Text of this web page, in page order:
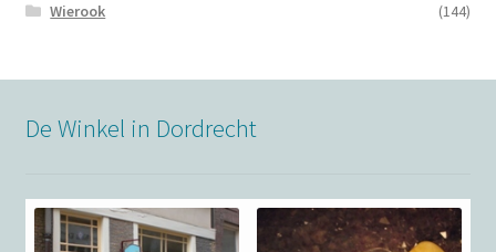
Wierook
(144)
De Winkel in Dordrecht